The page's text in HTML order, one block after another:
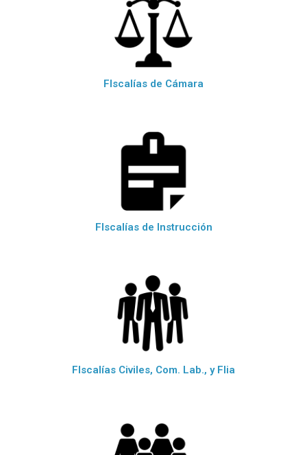
FIscalías de Cámara
FIscalías de Instrucción
FIscalías Civiles, Com. Lab., y Flia